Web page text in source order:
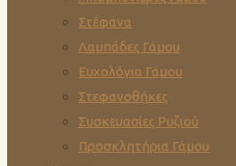
Στέφανα
Λαμπάδες Γάμου
Ευχολόγια Γάμου
Στεφανοθήκες
Συσκευασίες Ρυζιού
Προσκλητήρια Γάμου